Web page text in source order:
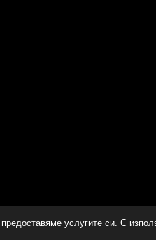
предоставяме услугите си. С